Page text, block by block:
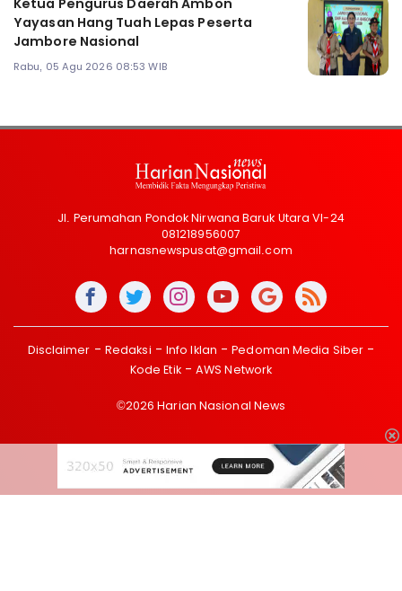
Ketua Pengurus Daerah Ambon
Yayasan Hang Tuah Lepas Peserta
Jambore Nasional
Rabu, 05 Agu 2026 08:53 WIB
Jl. Perumahan Pondok Nirwana Baruk Utara VI-24
081218956007
harnasnewspusat@gmail.com
Disclaimer Redaksi Info Iklan
Pedoman Media Siber
Kode Etik
AWS Network
©2026 Harian Nasional News